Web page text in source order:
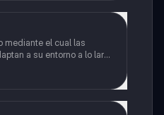
mediante el cual las
a su entorno a lo largo